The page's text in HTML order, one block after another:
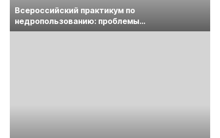
Всероссийский практикум по
недропользованию: проблемы
лицензирования, цифровизации, экспертизы